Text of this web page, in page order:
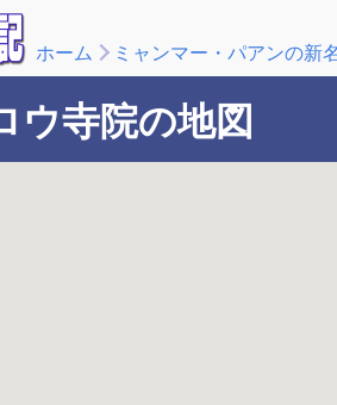
ホーム ミャンマー・パアンの新
ウ寺院の地図